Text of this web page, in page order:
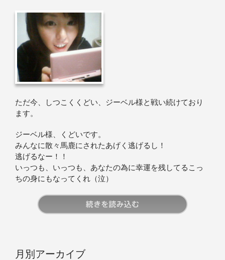
ただ今、しつこくくどい、ジーベル様と戦い続けており
ます。
ジーベル様、くどいです。
みんなに散々馬鹿にされたあげく逃げるし！
逃げるなー！！
いっつも、いっつも、あなたの為に幸運を残してるこっ
ちの身にもなってくれ（泣）
月別アーカイブ